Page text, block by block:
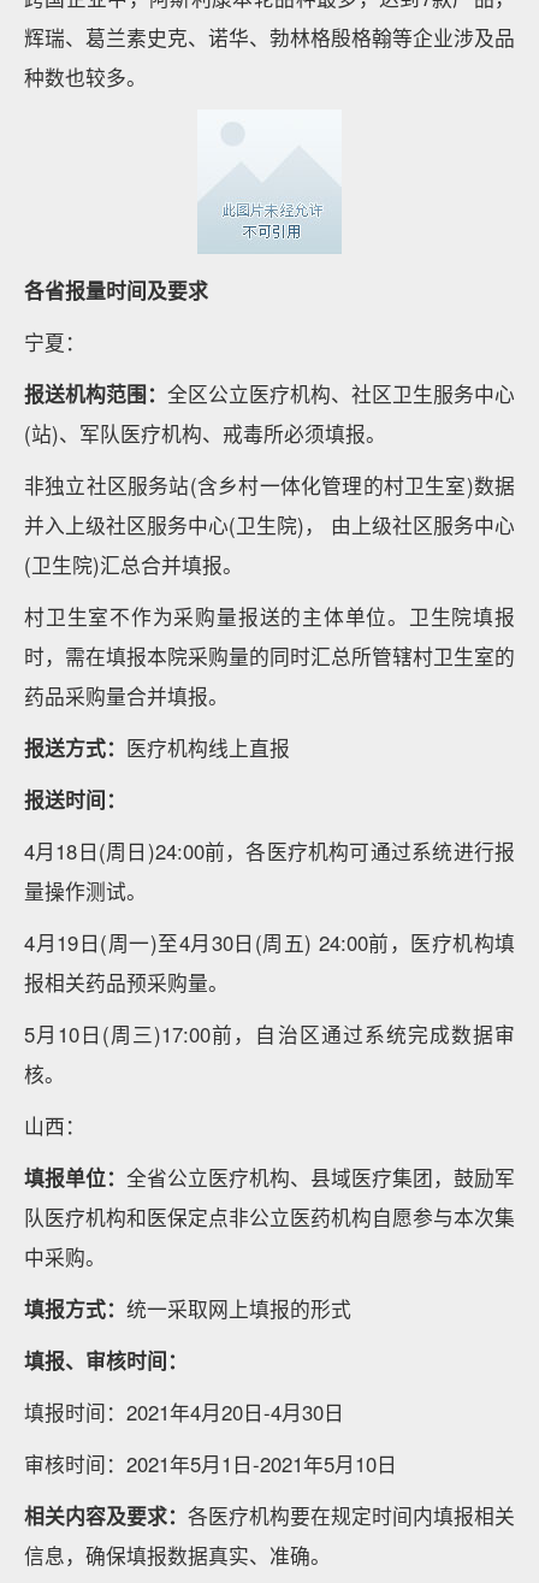
辉瑞、葛兰素史克、诺华、勃林格殷格翰等企业涉及品
种数也较多。
各省报量时间及要求
宁夏：
报送机构范围： 全区公立医疗机构、社区卫生服务中心
(站)、军队医疗机构、戒毒所必须填报。
非独立社区服务站(含乡村一体化管理的村卫生室)数据
并入上级社区服务中心(卫生院)， 由上级社区服务中心
(卫生院)汇总合并填报。
村卫生室不作为采购量报送的主体单位。卫生院填报
时，需在填报本院采购量的同时汇总所管辖村卫生室的
药品采购量合并填报。
报送方式： 医疗机构线上直报
报送时间：
4月18日(周日)24:00前，各医疗机构可通过系统进行报
量操作测试。
4月19日(周一)至4月30日(周五) 24:00前，医疗机构填
报相关药品预采购量。
5月10日(周三)17:00前，自治区通过系统完成数据审
核。
山西：
填报单位： 全省公立医疗机构、县域医疗集团，鼓励军
队医疗机构和医保定点非公立医药机构自愿参与本次集
中采购。
填报方式： 统一采取网上填报的形式
填报、审核时间：
填报时间：2021年4月20日-4月30日
审核时间：2021年5月1日-2021年5月10日
相关内容及要求： 各医疗机构要在规定时间内填报相关
信息，确保填报数据真实、准确。